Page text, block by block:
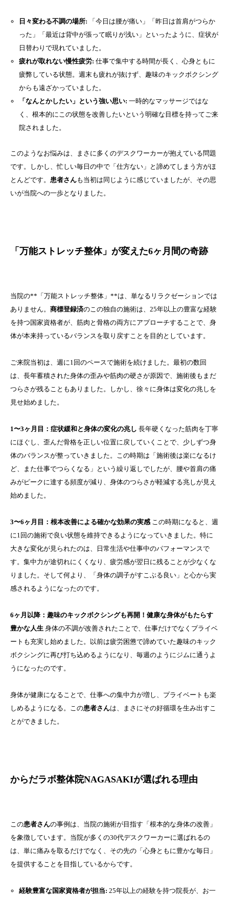
日々変わる不調の場所: 「今日は腰が痛い」「昨日は首肩がつらか
った」「最近は背中が張って眠りが浅い」といったように、症状が
日替わりで現れていました。
疲れが取れない慢性疲労: 仕事で集中する時間が長く、心身ともに
疲弊している状態。週末も疲れが抜けず、趣味のキックボクシング
からも遠ざかっていました。
「なんとかしたい」という強い思い: 一時的なマッサージではな
く、根本的にこの状態を改善したいという明確な目標を持ってご来
院されました。
このようなお悩みは、まさに多くのデスクワーカーが抱えている問題
です。しかし、忙しい毎日の中で「仕方ない」と諦めてしまう方がほ
とんどです。 患者さんも当初は同じように感じていましたが、その思
いが当院への一歩となりました。
「万能ストレッチ整体」が変えた6ヶ月間の奇跡
当院の**「万能ストレッチ整体」**は、単なるリラクゼーションでは
ありません。 商標登録済のこの独自の施術は、25年以上の豊富な経験
を持つ国家資格者が、筋肉と骨格の両方にアプローチすることで、身
体が本来持っているバランスを取り戻すことを目的としています。
ご来院当初は、週に1回のペースで施術を続けました。最初の数回
は、長年蓄積された身体の歪みや筋肉の硬さが原因で、施術後もまだ
つらさが残ることもありました。しかし、徐々に身体は変化の兆しを
見せ始めました。
1〜3ヶ月目：症状緩和と身体の変化の兆し 長年硬くなった筋肉を丁寧
にほぐし、歪んだ骨格を正しい位置に戻していくことで、少しずつ身
体のバランスが整っていきました。この時期は「施術後は楽になるけ
ど、また仕事でつらくなる」という繰り返しでしたが、腰や首肩の痛
みがピークに達する頻度が減り、身体のつらさが軽減する兆しが見え
始めました。
3〜6ヶ月目：根本改善による確かな効果の実感 この時期になると、週
に1回の施術で良い状態を維持できるようになっていきました。特に
大きな変化が見られたのは、日常生活や仕事中のパフォーマンスで
す。集中力が途切れにくくなり、疲労感が翌日に残ることが少なくな
りました。そして何より、「身体の調子がすこぶる良い」と心から実
感されるようになったのです。
6ヶ月以降：趣味のキックボクシングも再開！健康な身体がもたらす
豊かな人生 身体の不調が改善されたことで、仕事だけでなくプライベ
ートも充実し始めました。以前は疲労困憊で諦めていた趣味のキック
ボクシングに再び打ち込めるようになり、毎週のようにジムに通うよ
うになったのです。
身体が健康になることで、仕事への集中力が増し、プライベートも楽
しめるようになる。この患者さんは、まさにその好循環を生み出すこ
とができました。
からだラボ整体院NAGASAKIが選ばれる理由
この患者さんの事例は、当院の施術が目指す「根本的な身体の改善」
を象徴しています。当院が多くの30代デスクワーカーに選ばれるの
は、単に痛みを取るだけでなく、その先の「心身ともに豊かな毎日」
を提供することを目指しているからです。
経験豊富な国家資格者が担当: 25年以上の経験を持つ院長が、お一